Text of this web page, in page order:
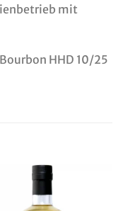
mit
HHD 10/25